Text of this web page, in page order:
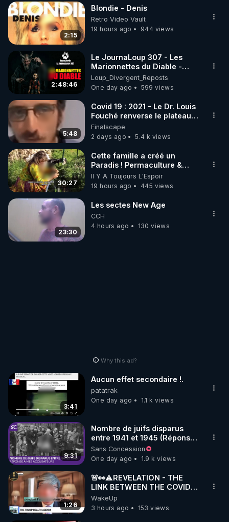
▶ 30 jours gratuit sur l’application de méditation et
de bien-être ENVOL :
Rendez-vous sur https://www.envol.app/code
le code : REGENERE
2:15
Blondie - Denis
Retro Video Vault
19 hours ago
944 views
2:48:46
Le JournaLoup 307 - Les
Marionnettes du Diable -
Loup Divergent 2026.08.07
Loup_Divergent_Reposts
One day ago
599 views
5:48
Covid 19 : 2021 - Le Dr. Louis
Fouché renverse le plateau
de CNews !
Finalscape
2 days ago
5.4 k views
30:27
Cette famille a créé un
Paradis ! Permaculture &
Autonomie
Il Y A Toujours L'Espoir
19 hours ago
445 views
23:30
Les sectes New Age
CCH
4 hours ago
130 views
Why this ad?
3:41
Aucun effet secondaire !.
patatrak
One day ago
1.1 k views
9:31
Nombre de juifs disparus
entre 1941 et 1945 (Réponse
à mes accusateurs)
Sans Concession
One day ago
1.9 k views
1:26
🚨👀⚠️REVELATION - THE
LINK BETWEEN THE COVID
VACCINE AND CANCER -LIEN
VACCIN COVID ET CANCER
WakeUp
3 hours ago
153 views